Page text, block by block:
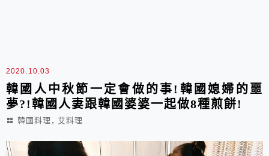
2020.10.03
韓國人中秋節一定會做的事!韓國媳婦的噩
夢?!韓國人妻跟韓國婆婆一起做8種煎餅!
韓國料理 , 艾料理